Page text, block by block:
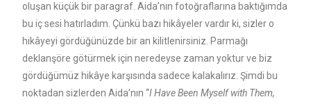
oluşan küçük bir paragraf. Aida’nın fotoğraflarına baktığımda
bu iç sesi hatırladım. Çünkü bazı hikâyeler vardır ki, sizler o
hikâyeyi gördüğünüzde bir an kilitlenirsiniz. Parmağı
deklanşöre götürmek için neredeyse zaman yoktur ve biz
gördüğümüz hikâye karşısında sadece kalakalırız. Şimdi bu
noktadan sizlerden Aida’nın “I Have Been Myself with Them,